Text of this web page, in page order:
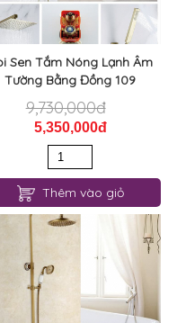
Sen Tắm Nóng Lạnh Âm
Tường Bằng Đồng 109
9,730,000đ
5,350,000đ
Thêm vào giỏ